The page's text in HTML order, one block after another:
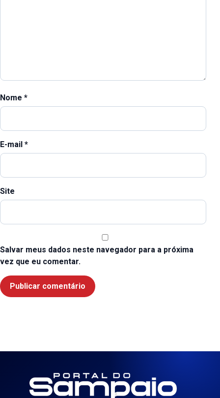
Nome *
E-mail *
Site
Salvar meus dados neste navegador para a próxima
vez que eu comentar.